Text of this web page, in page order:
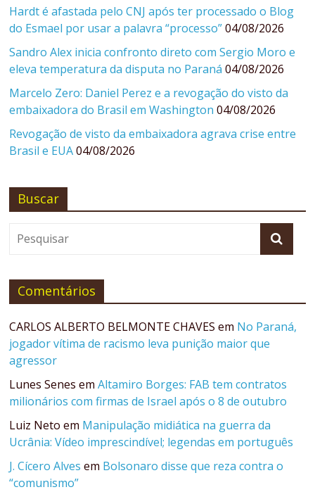
Hardt é afastada pelo CNJ após ter processado o Blog
do Esmael por usar a palavra “processo” 04/08/2026
Sandro Alex inicia confronto direto com Sergio Moro e
eleva temperatura da disputa no Paraná 04/08/2026
Marcelo Zero: Daniel Perez e a revogação do visto da
embaixadora do Brasil em Washington 04/08/2026
Revogação de visto da embaixadora agrava crise entre
Brasil e EUA 04/08/2026
Buscar
Comentários
CARLOS ALBERTO BELMONTE CHAVES em No Paraná,
jogador vítima de racismo leva punição maior que
agressor
Lunes Senes emAltamiro Borges: FAB tem contratos
milionários com firmas de Israel após o 8 de outubro
Luiz Neto em Manipulação midiática na guerra da
Ucrânia: Vídeo imprescindível; legendas em português
J. Cícero Alves em Bolsonaro disse que reza contra o
“comunismo”